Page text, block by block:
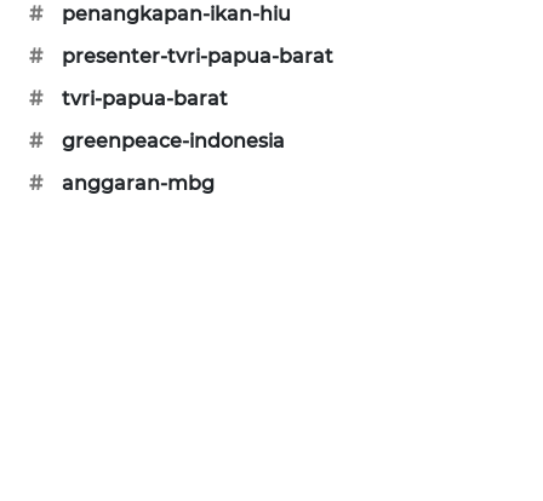
#
penangkapan-ikan-hiu
#
presenter-tvri-papua-barat
#
tvri-papua-barat
#
greenpeace-indonesia
#
anggaran-mbg
NEWS
MARITIM
NEWS